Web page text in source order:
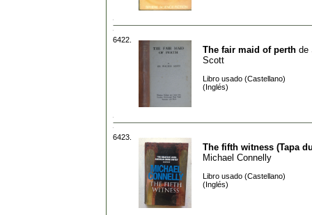
6422.
The fair maid of perth de
Scott
Libro usado (Castellano)
(Inglés)
6423.
The fifth witness (Tapa
Michael Connelly
Libro usado (Castellano)
(Inglés)